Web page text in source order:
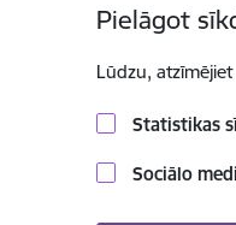
Pielāgot
Lūdzu, atzīmējiet
Statistikas
Sociālo